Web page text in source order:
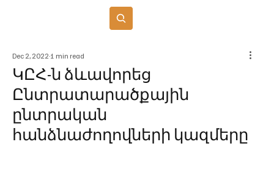
ԿԸՀ-ն ձևավորեց
Ընտրատարածքային
ընտրական
հանձնաժողովների կազմերը
Dec 2, 2022 1 min read